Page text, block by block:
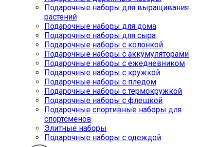
Подарочные наборы для выращивания
растений
Подарочные наборы для дома
Подарочные наборы для сыра
Подарочные наборы с колонкой
Подарочные наборы с аккумуляторами
Подарочные наборы с ежедневником
Подарочные наборы с кружкой
Подарочные наборы с пледом
Подарочные наборы с термокружкой
Подарочные наборы с флешкой
Подарочные спортивные наборы для
спортсменов
Элитные наборы
Подарочные наборы с одеждой